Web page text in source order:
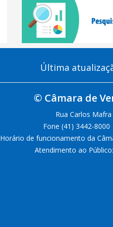
Última
© Câmara de
Rua Carlos
Fone (41) 3442-
Horário de funcionamento da
Atendimento ao